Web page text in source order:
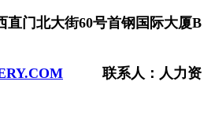
直门北大街60号首钢国际大厦B
联系人：人力资